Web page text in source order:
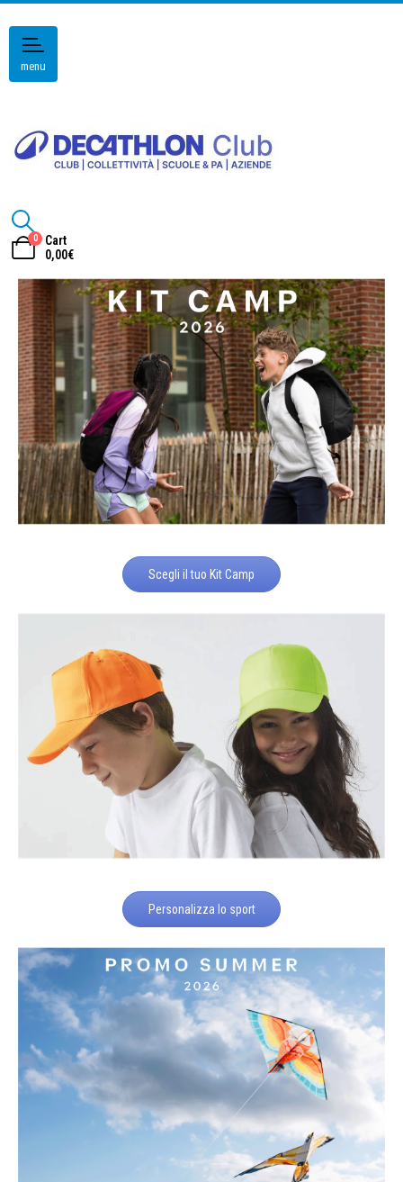
menu
0
Cart
0,00€
Scegli il tuo Kit Camp
Personalizza lo sport